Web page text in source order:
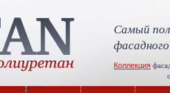
Самый
Коллекция